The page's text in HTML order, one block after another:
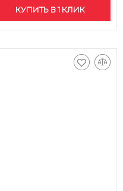
КУПИТЬ В 1 КЛИК